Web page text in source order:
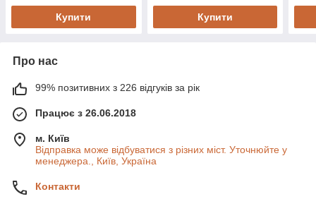
Купити Купити
Про нас
99% позитивних з 226 відгуків за рік
Працює з 26.06.2018
м. Київ
Відправка може відбуватися з різних міст. Уточнюйте у
менеджера., Київ, Україна
Контакти